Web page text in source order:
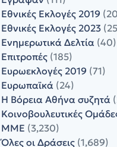
Εθνικές Εκλογές 2019
Εθνικές Εκλογές 2023
Ενημερωτικά Δελτία(40)
Επιτροπές(185)
Ευρωεκλογές 2019 (71)
Ευρωπαϊκά(24)
Η Βόρεια Αθήνα συζητά
Κοινοβουλευτικές
ΜΜΕ (3,230)
Όλες οι Δράσεις(1,689)